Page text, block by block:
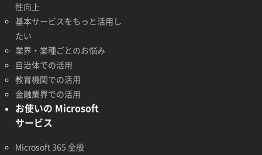
性向上
基本サービスをもっと活用し
たい
業界・業種ごとのお悩み
自治体での活用
教育機関での活用
金融業界での活用
お使いの Microsoft
サービス
Microsoft 365 全般